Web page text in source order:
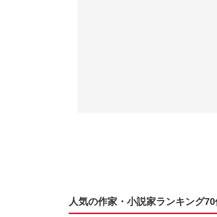
人気の作家・小説家ランキング70